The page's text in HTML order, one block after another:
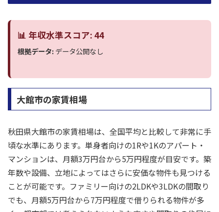
📊 年収水準スコア: 44
根拠データ:データ公開なし
大館市の家賃相場
秋田県大館市の家賃相場は、全国平均と比較して非常に手
頃な水準にあります。単身者向けの1Rや1Kのアパート・
マンションは、月額3万円台から5万円程度が目安です。築
年数や設備、立地によってはさらに安価な物件も見つける
ことが可能です。ファミリー向けの2LDKや3LDKの間取り
でも、月額5万円台から7万円程度で借りられる物件が多